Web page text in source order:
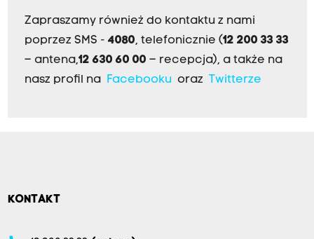
Zapraszamy również do kontaktu z nami
poprzez SMS - 4080, telefonicznie (12 200 33 33
– antena,12 630 60 00 – recepcja), a także na
nasz profil na
Facebookuoraz Twitterze
KONTAKT